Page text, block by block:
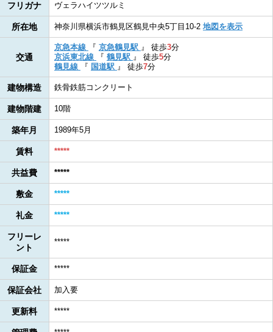
フリガナ ヴェラハイツツルミ
所在地 神奈川県横浜市鶴見区鶴見中央5丁目10-2 地図を表示
交通
京急本線 『 京急鶴見駅 』 徒歩3分
京浜東北線
『 鶴見駅 』 徒歩5分
鶴見線
『 国道駅 』 徒歩7分
建物構造 鉄骨鉄筋コンクリート
建物階建 10階
築年月 1989年5月
賃料 *****
共益費 *****
敷金 *****
礼金 *****
フリーレ
ント
*****
保証金 *****
保証会社 加入要
更新料 *****